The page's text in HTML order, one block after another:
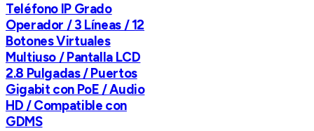
Teléfono IP Grado
Operador / 3 Líneas / 12
Botones Virtuales
Multiuso / Pantalla LCD
2.8 Pulgadas / Puertos
Gigabit con PoE / Audio
HD / Compatible con
GDMS